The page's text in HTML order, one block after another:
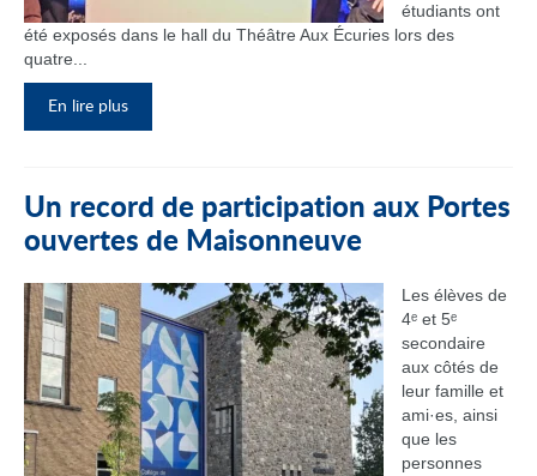
étudiants ont
été exposés dans le hall du Théâtre Aux Écuries lors des
quatre...
En lire plus
Un record de participation aux Portes
ouvertes de Maisonneuve
Les élèves de
4ᵉ et 5ᵉ
secondaire
aux côtés de
leur famille et
ami·es, ainsi
que les
personnes